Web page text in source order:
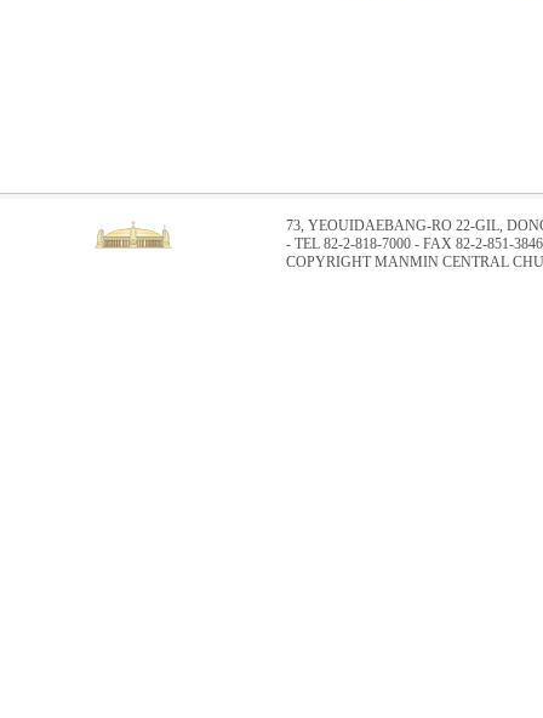
73, YEOUIDAEBANG-RO 22-GIL,
- TEL 82-2-818-7000 - FAX 82-2-851-3846
COPYRIGHT MANMIN CENTRAL